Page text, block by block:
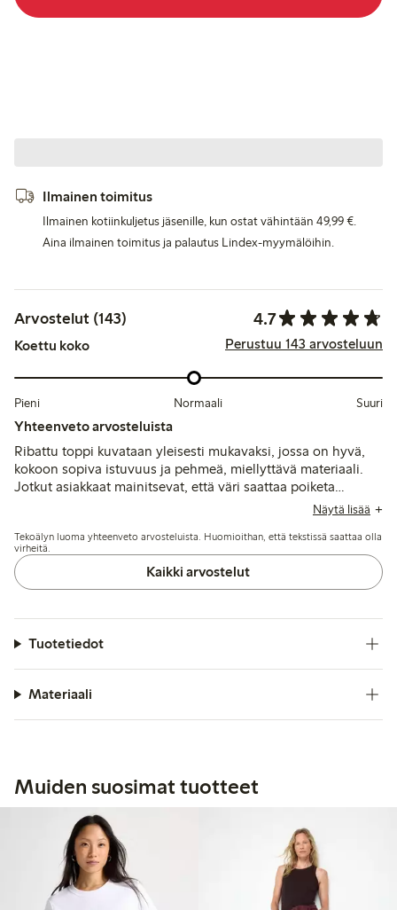
Ilmainen toimitus
Ilmainen kotiinkuljetus jäsenille, kun ostat vähintään 49,99 €.
Aina ilmainen toimitus ja palautus Lindex-myymälöihin.
Arvostelut (143) 4.7
Koettu koko Perustuu 143 arvosteluun
Pieni Normaali Suuri
Yhteenveto arvosteluista
Ribattu toppi kuvataan yleisesti mukavaksi, jossa on hyvä,
kokoon sopiva istuvuus ja pehmeä, miellyttävä materiaali.
Jotkut asiakkaat mainitsevat, että väri saattaa poiketa
hieman kuvista, ja muutama toteaa sen olevan lyhyt tai
kokonaisuutena se sopii hyvin rentoon kesäkäyttöön.
Näytä lisää
Tekoälyn luoma yhteenveto arvosteluista. Huomioithan, että tekstissä saattaa olla
virheitä.
Kaikki arvostelut
Tuotetiedot
Materiaali
Muiden suosimat tuotteet